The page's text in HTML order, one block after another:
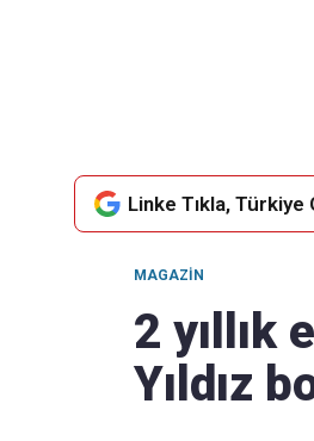
Linke Tıkla,
MAGAZIN
2
Yıldız